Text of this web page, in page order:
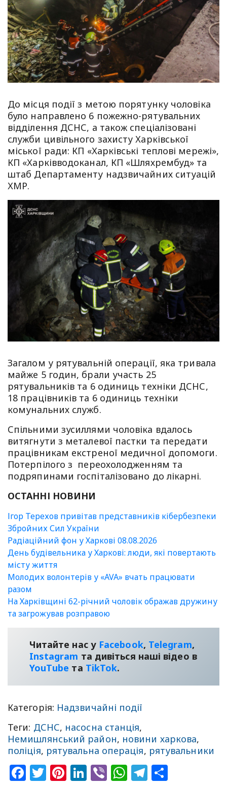
До місця події з метою порятунку чоловіка
було направлено 6 пожежно-рятувальних
відділення ДСНС, а також спеціалізовані
служби цивільного захисту Харківської
міської ради: КП «Харківські теплові мережі»,
КП «Харківводоканал, КП «Шляхрембуд» та
штаб Департаменту надзвичайних ситуацій
ХМР.
Загалом у рятувальній операції, яка тривала
майже 5 годин, брали участь 25
рятувальників та 6 одиниць техніки ДСНС,
18 працівників та 6 одиниць техніки
комунальних служб.
Спільними зусиллями чоловіка вдалось
витягнути з металевої пастки та передати
працівникам екстреної медичної допомоги.
Потерпілого з переохолодженням та
подряпинами госпіталізовано до лікарні.
ОСТАННІ НОВИНИ
Ігор Терехов привітав представників кібербезпеки
Збройних Сил України
Радіаційний фон у Харкові 08.08.2026
День будівельника у Харкові: люди, які повертають
місту життя
Молодих волонтерів у «AVA» вчать працювати
разом
На Харківщині 62-річний чоловік ображав дружину
та загрожував розправою
Читайте нас у Facebook, Telegram,
Instagram та дивіться наші відео в
YouТube та TikTok.
Категорія: Надзвичайні події
Теги: ДСНС, насосна станція,
Немишлянський район, новини харкова,
поліція, рятувальна операція, рятувальники
Facebook
Twitter
Pinterest
LinkedIn
ViberWhatsApp
Telegram